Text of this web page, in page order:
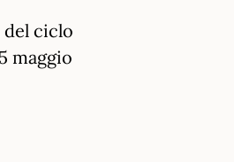
del ciclo
maggio